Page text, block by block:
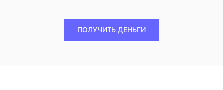
ПОЛУЧИТЬ ДЕНЬГИ